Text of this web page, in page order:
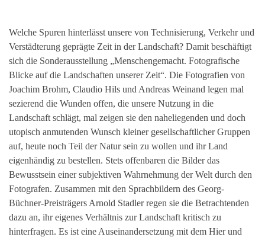
Welche Spuren hinterlässt unsere von Technisierung, Verkehr und
Verstädterung geprägte Zeit in der Landschaft? Damit beschäftigt
sich die Sonderausstellung „Menschengemacht. Fotografische
Blicke auf die Landschaften unserer Zeit“. Die Fotografien von
Joachim Brohm, Claudio Hils und Andreas Weinand legen mal
sezierend die Wunden offen, die unsere Nutzung in die
Landschaft schlägt, mal zeigen sie den naheliegenden und doch
utopisch anmutenden Wunsch kleiner gesellschaftlicher Gruppen
auf, heute noch Teil der Natur sein zu wollen und ihr Land
eigenhändig zu bestellen. Stets offenbaren die Bilder das
Bewusstsein einer subjektiven Wahrnehmung der Welt durch den
Fotografen. Zusammen mit den Sprachbildern des Georg-
Büchner-Preisträgers Arnold Stadler regen sie die Betrachtenden
dazu an, ihr eigenes Verhältnis zur Landschaft kritisch zu
hinterfragen. Es ist eine Auseinandersetzung mit dem Hier und